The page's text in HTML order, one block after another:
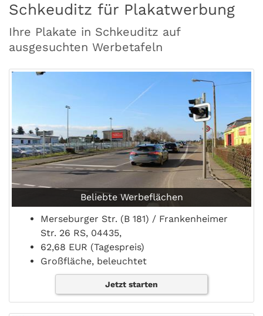
Schkeuditz für Plakatwerbung
Ihre Plakate in Schkeuditz auf
ausgesuchten Werbetafeln
Beliebte Werbeflächen
Merseburger Str. (B 181) / Frankenheimer
Str. 26 RS, 04435,
62,68 EUR (Tagespreis)
Großfläche, beleuchtet
Jetzt starten